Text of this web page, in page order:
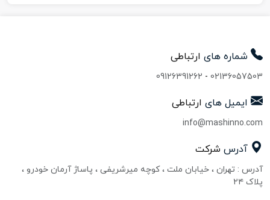
شماره های ارتباطی
02136057503
-
09126391262
ایمیل های ارتباطی
info@mashinno.com
آدرس شرکت
آدرس : تهران ، خیابان ملت ، کوچه میرشریفی ، پاساژ آرمان خودرو ،
پلاک ۲۴